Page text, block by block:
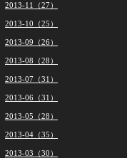
2013-11（27）
2013-10（25）
2013-09（26）
2013-08（28）
2013-07（31）
2013-06（31）
2013-05（28）
2013-04（35）
2013-03（30）